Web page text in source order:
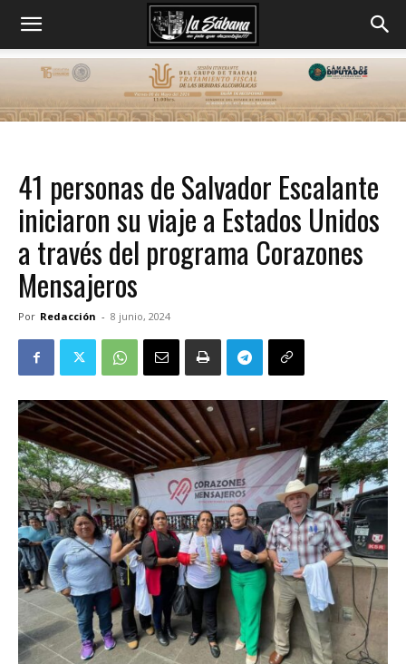
41 personas de Salvador Escalante
iniciaron su viaje a Estados Unidos
a través del programa Corazones
Mensajeros
Por Redacción - 8 junio, 2024